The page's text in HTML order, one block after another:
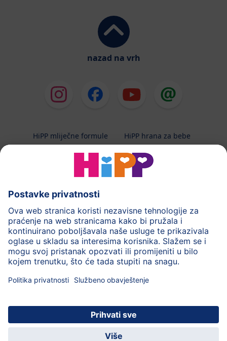
nazad na vrh
HiPP mliječne formule
HiPP hrana za bebe
HiPP njega
HiPP trudnoća
Terapeutska dijeta
Zaštita podataka i upute za korištenj
Uvjeti korištenja
Impressum
Kontakt
O HiPP-u
© 2026 HiPP
Uživajte u mnogim